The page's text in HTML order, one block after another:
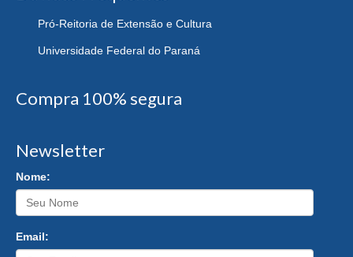
Pró-Reitoria de Extensão e Cultura
Universidade Federal do Paraná
Compra 100% segura
Newsletter
Nome:
Email: